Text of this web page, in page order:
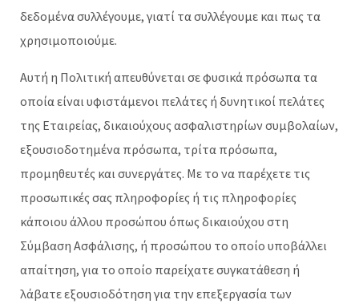
δεδομένα συλλέγουμε, γιατί τα συλλέγουμε και πως τα
χρησιμοποιούμε.
Αυτή η Πολιτική απευθύνεται σε φυσικά πρόσωπα τα
οποία είναι υφιστάμενοι πελάτες ή δυνητικοί πελάτες
της Εταιρείας, δικαιούχους ασφαλιστηρίων συμβολαίων,
εξουσιοδοτημένα πρόσωπα, τρίτα πρόσωπα,
προμηθευτές και συνεργάτες. Με το να παρέχετε τις
προσωπικές σας πληροφορίες ή τις πληροφορίες
κάποιου άλλου προσώπου όπως δικαιούχου στη
Σύμβαση Ασφάλισης, ή προσώπου το οποίο υποβάλλει
απαίτηση, για το οποίο παρείχατε συγκατάθεση ή
λάβατε εξουσιοδότηση για την επεξεργασία των